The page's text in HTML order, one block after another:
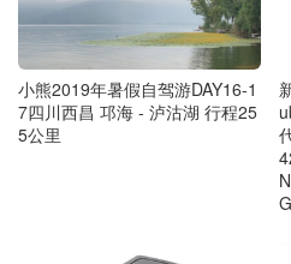
小熊2019年暑假自驾游DAY16-1
7四川西昌 邛海 - 泸沽湖 行程25
5公里